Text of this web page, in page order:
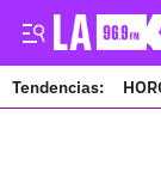
Tendencias: